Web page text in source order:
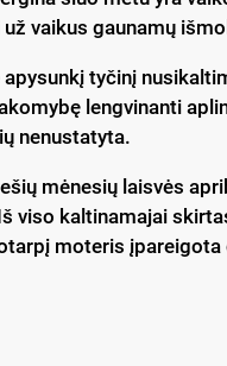
vaikus gaunamų
tyčinį
lengvinanti
nenustatyta.
mėnesių laisvės
viso kaltinamajai
moteris